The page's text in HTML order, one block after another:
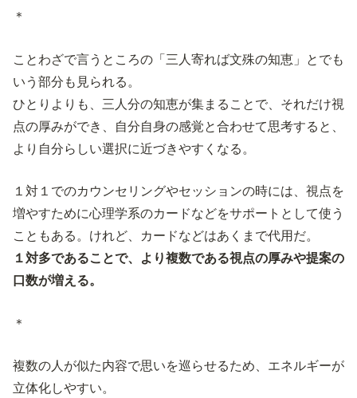
＊
ことわざで言うところの「三人寄れば文殊の知恵」とでも
いう部分も見られる。
ひとりよりも、三人分の知恵が集まることで、それだけ視
点の厚みができ、自分自身の感覚と合わせて思考すると、
より自分らしい選択に近づきやすくなる。
１対１でのカウンセリングやセッションの時には、視点を
増やすために心理学系のカードなどをサポートとして使う
こともある。けれど、カードなどはあくまで代用だ。
１対多であることで、より複数である視点の厚みや提案の
口数が増える。
＊
複数の人が似た内容で思いを巡らせるため、エネルギーが
立体化しやすい。